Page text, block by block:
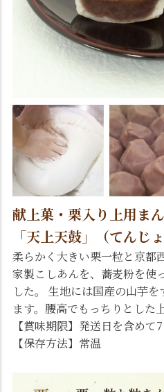
献上菓・栗入り上用ま
「天上天鼓」（てんじ
柔らかく大きい栗一粒と京都
家製こしあんを、蕎麦粉を使
した。 生地には国産の山芋
ます。腰高でもっちりとした
【賞味期限】発送日を含めて
【保存方法】常温